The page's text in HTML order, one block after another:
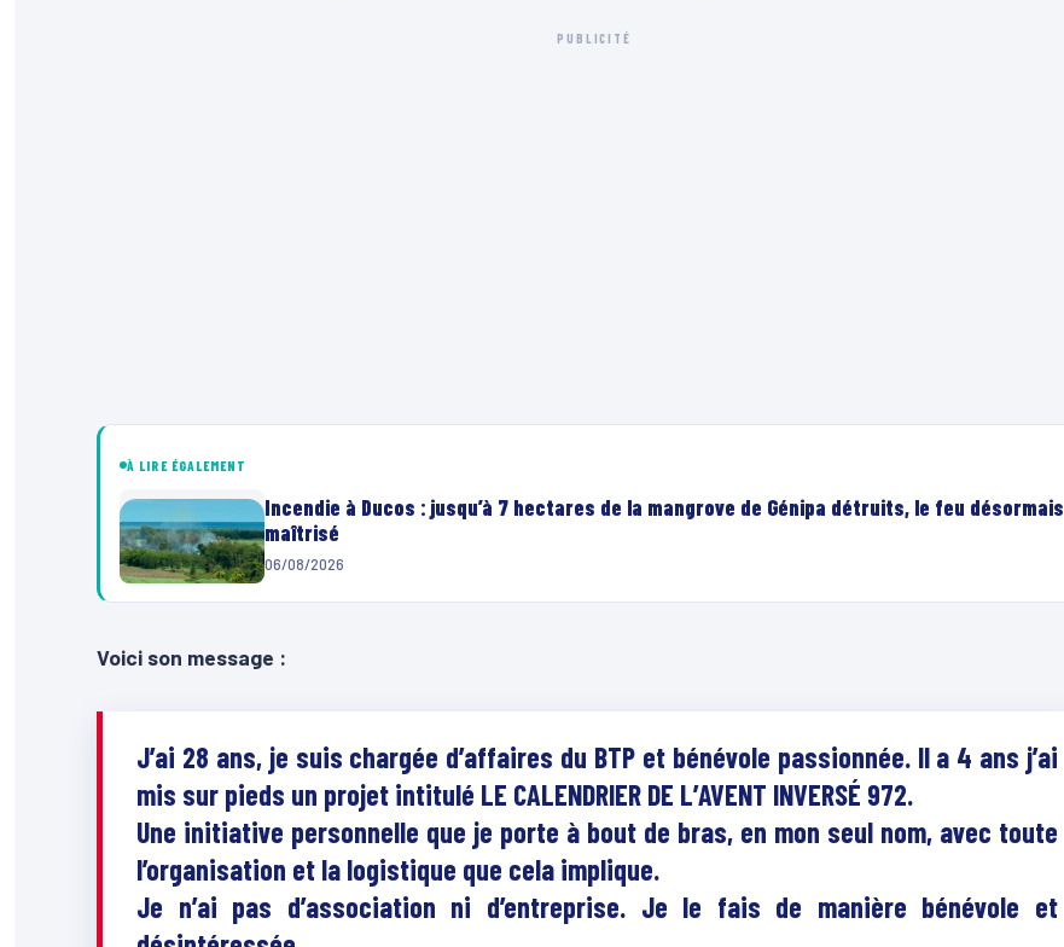
PUBLICITÉ
À LIRE ÉGALEMENT
Incendie à Ducos : jusqu’à 7 hectares de la mangrove de Génipa détruits, le feu désormais
maîtrisé
06/08/2026
Voici son message :
J’ai 28 ans, je suis chargée d’affaires du BTP et bénévole passionnée. Il a 4 ans j’ai
mis sur pieds un projet intitulé LE CALENDRIER DE L’AVENT INVERSÉ 972.
Une initiative personnelle que je porte à bout de bras, en mon seul nom, avec toute
l’organisation et la logistique que cela implique.
Je n’ai pas d’association ni d’entreprise. Je le fais de manière bénévole et